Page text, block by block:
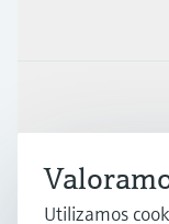
Soporte
Utilizamos